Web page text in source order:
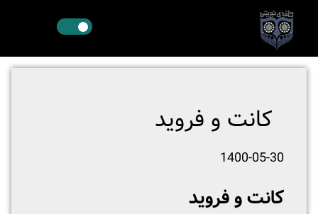
کانت و فروید
1400-05-30
کانت و فروید